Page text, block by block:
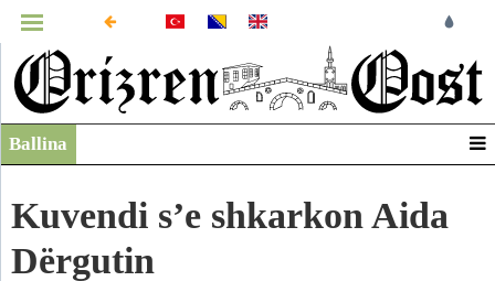
MENUJA
Infografikë
Ballina
Kuvendi s’e shkarkon Aida
Dërgutin